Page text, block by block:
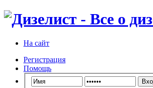
На сайт
Регистрация
Помощь